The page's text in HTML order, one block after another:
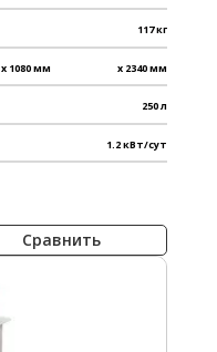
117 кг
x 1080 мм x 2340 мм
250 л
1.2 кВт/сут
Сравнить